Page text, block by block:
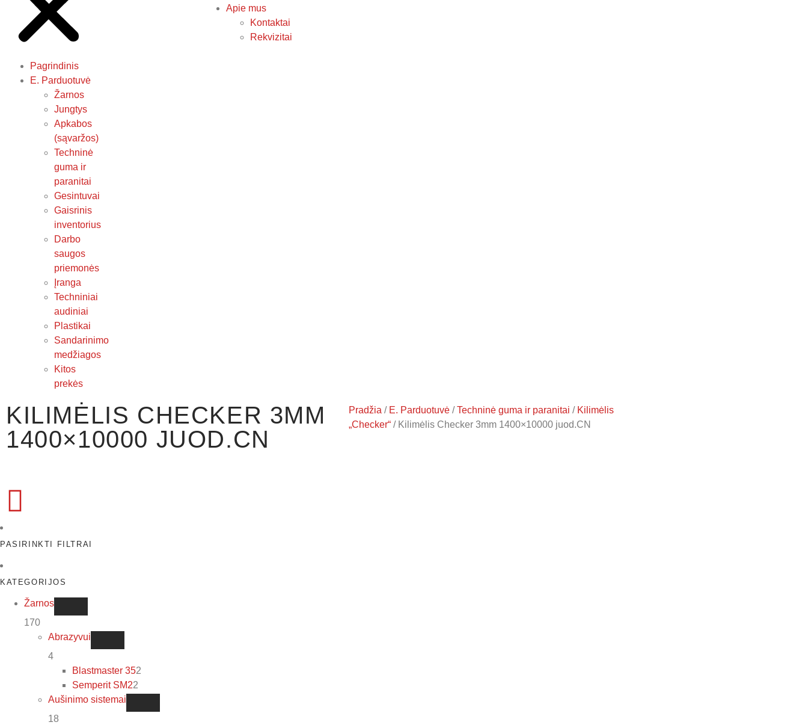
Pagrindinis
E. Parduotuvė
Žarnos
Jungtys
Apkabos
(sąvaržos)
Techninė
guma ir
paranitai
Gesintuvai
Gaisrinis
inventorius
Darbo
saugos
priemonės
Įranga
Techniniai
audiniai
Plastikai
Sandarinimo
medžiagos
Kitos
prekės
Apie mus
Kontaktai
Rekvizitai
KILIMĖLIS CHECKER 3MM
1400×10000 JUOD.CN
Pradžia / E. Parduotuvė /Techninė guma ir paranitai / Kilimėlis
„Checker“ / Kilimėlis Checker 3mm 1400×10000 juod.CN
PASIRINKTI FILTRAI
KATEGORIJOS
Žarnos
170
Abrazyvui
4
Blastmaster 352
Semperit SM22
Aušinimo sistemai
18